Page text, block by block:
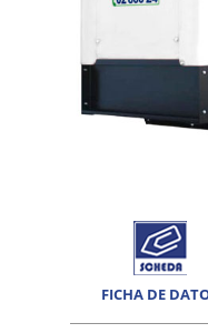
FICHA DE